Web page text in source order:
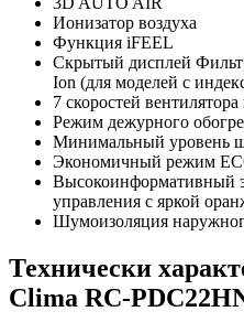
Ионизатор воздуха
Функция iFEEL
Скрытый дисплей
Ion (для моделей с
7 скоростей
Режим дежурного
Минимальный уровень
Экономичный режим
Высокоинформативный
управления с яркой
Шумоизоляция
Технически
Clima RC-